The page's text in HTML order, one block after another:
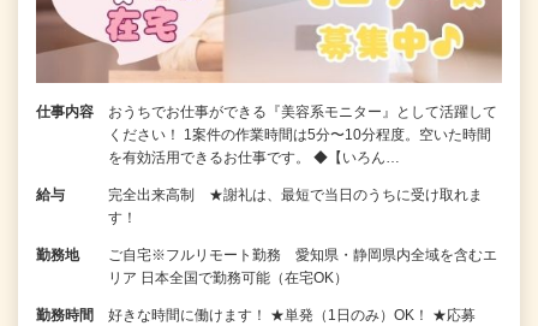
仕事内容
おうちでお仕事ができる『美容系モニター』として活躍して
ください！ 1案件の作業時間は5分〜10分程度。空いた時間
を有効活用できるお仕事です。 ◆【いろん…
給与
完全出来高制 ★謝礼は、最短で当日のうちに受け取れま
す！
勤務地
ご自宅※フルリモート勤務 愛知県・静岡県内全域を含むエ
リア 日本全国で勤務可能（在宅OK）
勤務時間
好きな時間に働けます！ ★単発（1日のみ）OK！ ★応募